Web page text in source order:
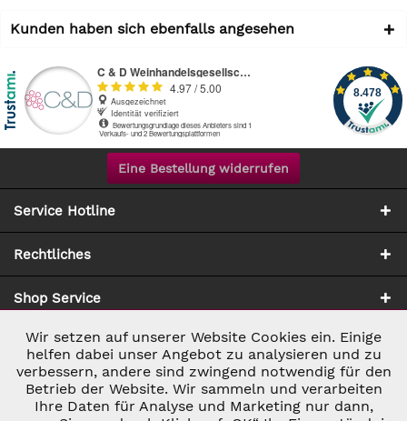
Kunden haben sich ebenfalls angesehen
Eine Bestellung widerrufen
Service Hotline
Rechtliches
Shop Service
Zahlung & Versand
Notwendig Aktiv
Marketing Inaktiv
Wir setzen auf unserer Website Cookies ein. Einige
helfen dabei unser Angebot zu analysieren und zu
verbessern, andere sind zwingend notwendig für den
Betrieb der Website. Wir sammeln und verarbeiten
Ihre Daten für Analyse und Marketing nur dann,